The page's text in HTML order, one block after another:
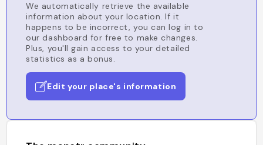
We automatically retrieve the available
information about your location. If it
happens to be incorrect, you can log in to
our dashboard for free to make changes.
Plus, you'll gain access to your detailed
statistics as a bonus.
Edit your place's information